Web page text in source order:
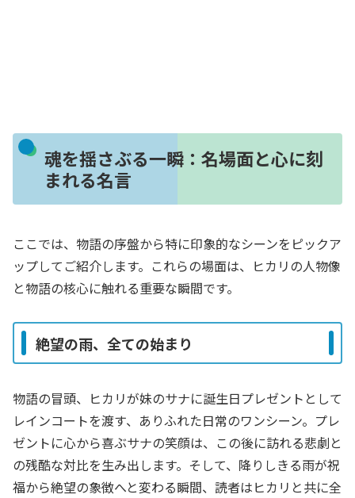
魂を揺さぶる一瞬：名場面と心に刻
まれる名言
ここでは、物語の序盤から特に印象的なシーンをピックア
ップしてご紹介します。これらの場面は、ヒカリの人物像
と物語の核心に触れる重要な瞬間です。
絶望の雨、全ての始まり
物語の冒頭、ヒカリが妹のサナに誕生日プレゼントとして
レインコートを渡す、ありふれた日常のワンシーン。プレ
ゼントに心から喜ぶサナの笑顔は、この後に訪れる悲劇と
の残酷な対比を生み出します。そして、降りしきる雨が祝
福から絶望の象徴へと変わる瞬間、読者はヒカリと共に全